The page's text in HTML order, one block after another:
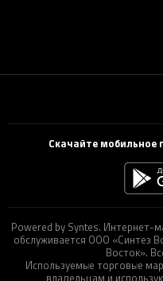
Скачайте мобильное
Powered by Syntes. Интернет-
обслуживается ООО «Синтез
Восток».
Используемые торговые
владельцам и